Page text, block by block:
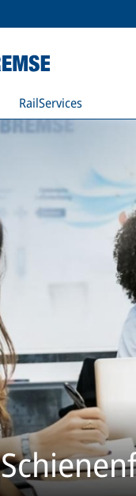
RailServices